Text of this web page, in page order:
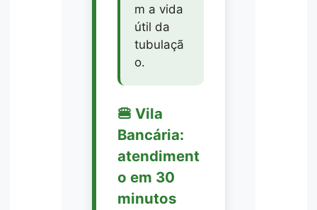
m a vida
útil da
tubulaçã
o.
🍔 Vila
Bancária:
atendiment
o em 30
minutos